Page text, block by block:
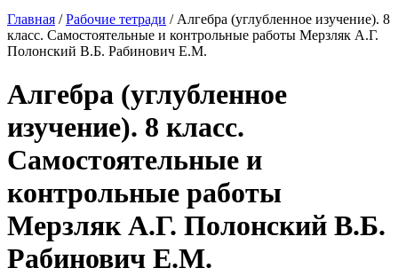
Главная /Рабочие тетради / Алгебра (углубленное изучение). 8
класс. Самостоятельные и контрольные работы Мерзляк А.Г.
Полонский В.Б. Рабинович Е.М.
Алгебра (углубленное
изучение). 8 класс.
Самостоятельные и
контрольные работы
Мерзляк А.Г. Полонский В.Б.
Рабинович Е.М.